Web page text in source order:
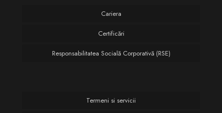
Cariera
Certificări
Responsabilitatea Socială Corporativă (RSE)
Termeni si servicii